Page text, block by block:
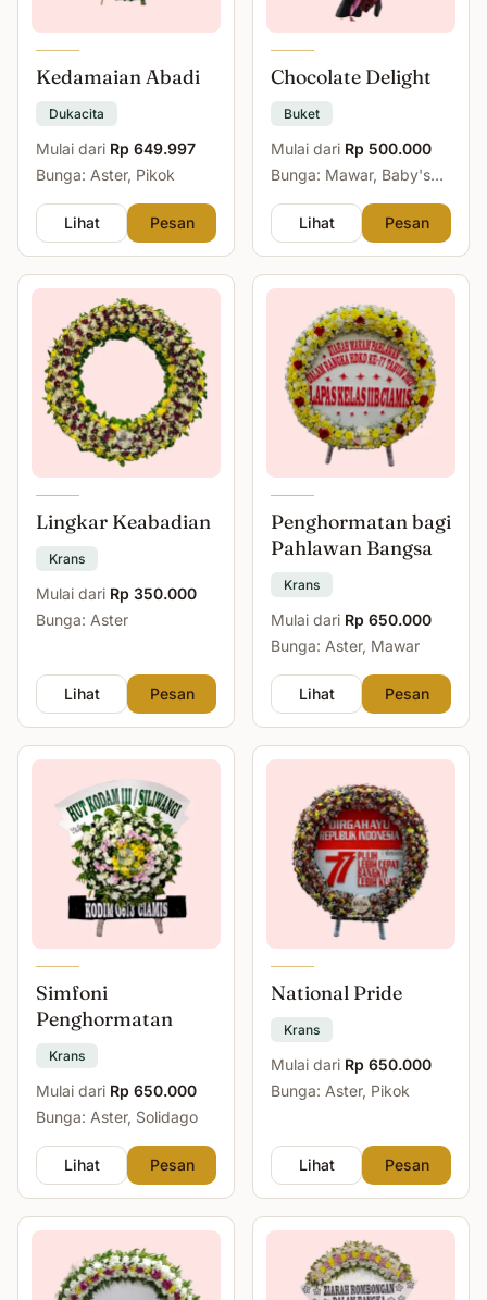
Kedamaian Abadi
Dukacita
Mulai dari Rp 649.997
Bunga: Aster, Pikok
Lihat Pesan
Chocolate Delight
Buket
Mulai dari Rp 500.000
Bunga: Mawar, Baby's
Lihat
Pesan
Lingkar Keabadian
Krans
Mulai dari Rp 350.000
Bunga: Aster
Lihat Pesan
Penghormatan bagi
Pahlawan Bangsa
Krans
Mulai dari Rp 650.000
Bunga: Aster, Mawar
Lihat Pesan
Simfoni
Penghormatan
Krans
Mulai dari Rp 650.000
Bunga: Aster, Solidago
Lihat Pesan
National Pride
Krans
Mulai dari Rp 650.000
Bunga: Aster, Pikok
Lihat Pesan